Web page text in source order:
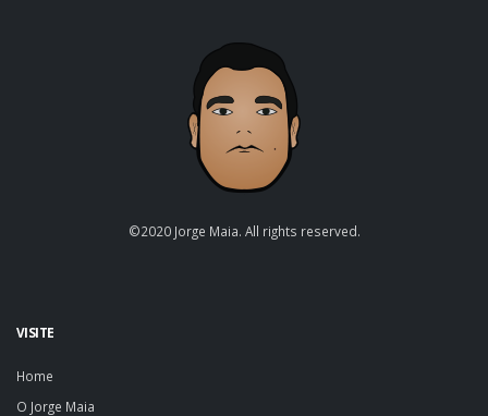
©2020 Jorge Maia. All rights reserved.
VISITE
Home
O Jorge Maia